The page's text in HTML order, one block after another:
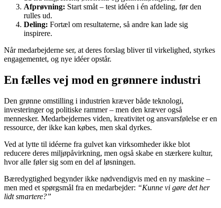
Afprøvning: Start småt – test idéen i én afdeling, før den
rulles ud.
Deling: Fortæl om resultaterne, så andre kan lade sig
inspirere.
Når medarbejderne ser, at deres forslag bliver til virkelighed, styrkes
engagementet, og nye idéer opstår.
En fælles vej mod en grønnere industri
Den grønne omstilling i industrien kræver både teknologi,
investeringer og politiske rammer – men den kræver også
mennesker. Medarbejdernes viden, kreativitet og ansvarsfølelse er en
ressource, der ikke kan købes, men skal dyrkes.
Ved at lytte til idéerne fra gulvet kan virksomheder ikke blot
reducere deres miljøpåvirkning, men også skabe en stærkere kultur,
hvor alle føler sig som en del af løsningen.
Bæredygtighed begynder ikke nødvendigvis med en ny maskine –
men med et spørgsmål fra en medarbejder: “Kunne vi gøre det her
lidt smartere?”